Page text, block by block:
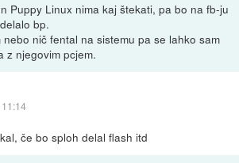
Puppy Linux nima kaj štekati, pa bo na fb-ju
bp.
nič fental na sistemu pa se lahko sam
z njegovim pcjem.
če bo sploh delal flash itd